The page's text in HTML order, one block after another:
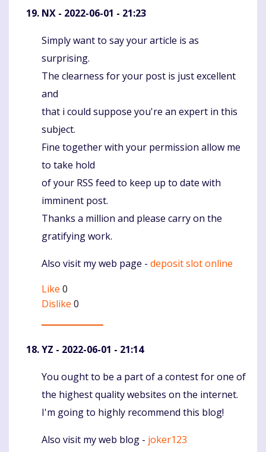
NX - 2022-06-01 - 21:23
Komentaras
Simply want to say your article is as
surprising.
The clearness for your post is just excellent
and
that i could suppose you're an expert in this
subject.
Fine together with your permission allow me
to take hold
of your RSS feed to keep up to date with
imminent post.
Thanks a million and please carry on the
gratifying work.
Also visit my web page - deposit slot online
Like 0
Dislike 0
YZ - 2022-06-01 - 21:14
Komentaras
You ought to be a part of a contest for one of
the highest quality websites on the internet.
I'm going to highly recommend this blog!
Also visit my web blog - joker123